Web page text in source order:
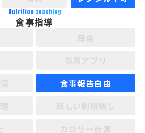
Nutrition coaching
食事指導
食事報告自由